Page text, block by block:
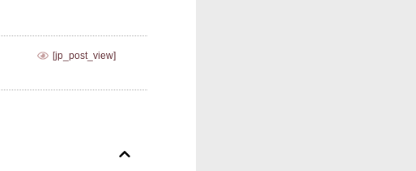
[jp_post_view]